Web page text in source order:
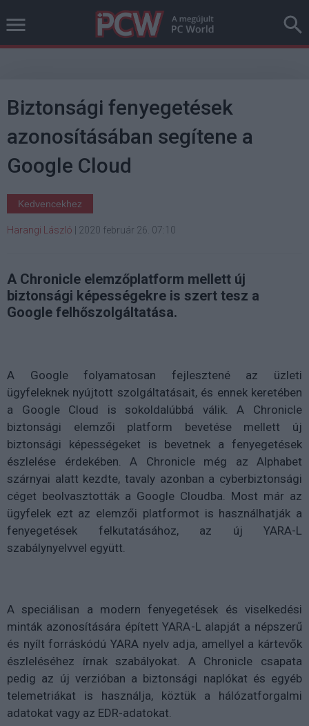
Biztonsági fenyegetések
azonosításában segítene a
Google Cloud
Kedvencekhez
Harangi László 2020 február 26. 07:10
A Chronicle elemzőplatform mellett új
biztonsági képességekre is szert tesz a
Google felhőszolgáltatása.
A Google folyamatosan fejlesztené az üzleti
ügyfeleknek nyújtott szolgáltatásait, és ennek keretében
a Google Cloud is sokoldalúbbá válik. A Chronicle
biztonsági elemzői platform bevetése mellett új
biztonsági képességeket is bevetnek a fenyegetések
észlelése érdekében. A Chronicle még az Alphabet
szárnyai alatt kezdte, tavaly azonban a cyberbiztonsági
céget beolvasztották a Google Cloudba. Most már az
ügyfelek ezt az elemzői platformot is használhatják a
fenyegetések felkutatásához, az új YARA-L
szabálynyelvvel együtt.
A speciálisan a modern fenyegetések és viselkedési
minták azonosítására épített YARA-L alapját a népszerű
és nyílt forráskódú YARA nyelv adja, amellyel a kártevők
észleléséhez írnak szabályokat. A Chronicle csapata
pedig az új verzióban a biztonsági naplókat és egyéb
telemetriákat is használja, köztük a hálózatforgalmi
adatokat vagy az EDR-adatokat.